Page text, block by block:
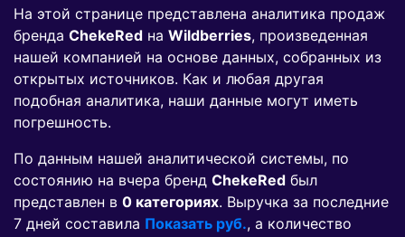
На этой странице представлена аналитика продаж
бренда ChekeRed на Wildberries, произведенная
нашей компанией на основе данных, собранных из
открытых источников. Как и любая другая
подобная аналитика, наши данные могут иметь
погрешность.
По данным нашей аналитической системы, по
состоянию на вчера бренд ChekeRed был
представлен в 0 категориях. Выручка за последние
7 дней составила Показать руб., а количество